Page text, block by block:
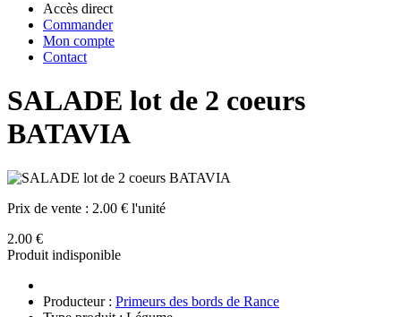
Accès direct
Commander
Mon compte
Contact
SALADE lot de 2 coeurs
BATAVIA
Prix de vente : 2.00 € l'unité
2.00 €
Produit indisponible
Producteur : Primeurs des bords de Rance